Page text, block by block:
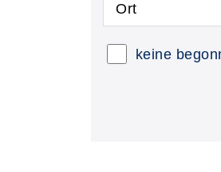
Ort
keine